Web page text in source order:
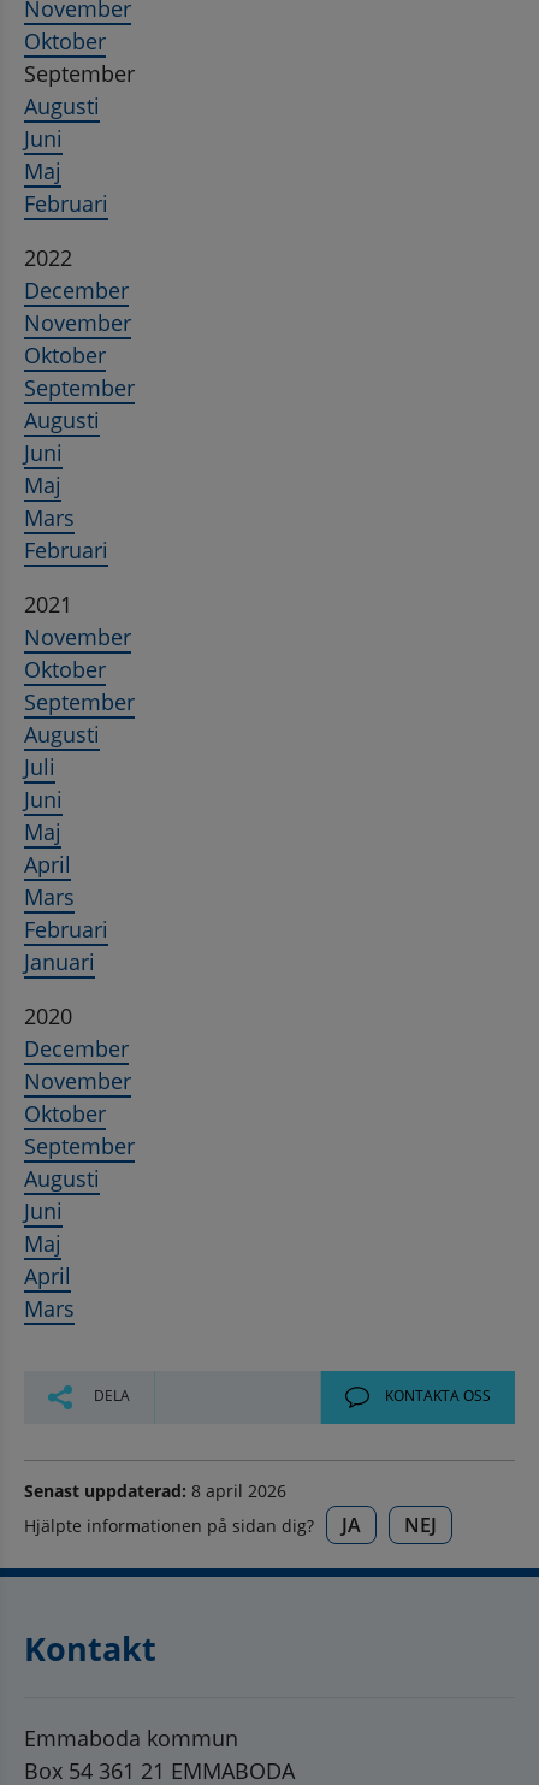
November
Oktober
September
Augusti
Juni
Maj
Februari
2022
December
November
Oktober
September
Augusti
Juni
Maj
Mars
Februari
2021
November
Oktober
September
Augusti
Juli
Juni
Maj
April
Mars
Februari
Januari
2020
December
November
Oktober
September
Augusti
Juni
Maj
April
Mars
DELA KONTAKTA OSS
Senast uppdaterad: 8 april 2026
Hjälpte informationen på sidan dig?
JA NEJ
Kontakt
Emmaboda kommun
Box 54 361 21 EMMABODA